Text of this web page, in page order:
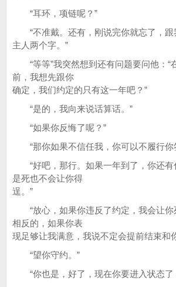
“耳环，项链呢？”
“不准戴。还有，刚说完你就忘了，跟
主人两个字。”
“等等”我突然想到还有问题要问他：“
前，我想先跟你
确定，我们约定的只有这一年吧？”
“是的，我向来说话算话。”
“如果你反悔了呢？”
“那你如果不信任我，你可以不履行你
“好吧，那行。如果一年到了，你还有
是死也不会让你得
逞。”
“放心，如果你违反了约定，我会让你
相反的，如果你表
现足够让我满意，我说不定会提前结束和
“望你守约。”
“你也是，好了，现在你要进入状态了